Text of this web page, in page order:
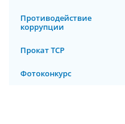
Противодействие
коррупции
Прокат ТСР
Фотоконкурс